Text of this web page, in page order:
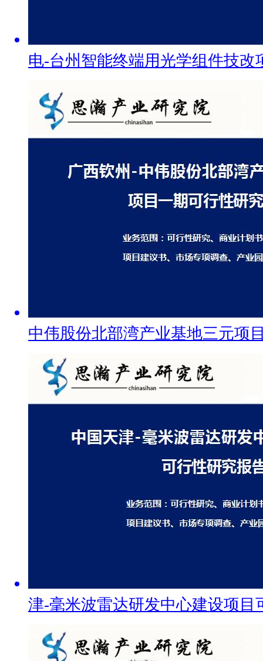
电-台州智能终端用光学组件技改
中伟股份北部湾产业基地三元项
津-毫米波雷达研发中心建设项目